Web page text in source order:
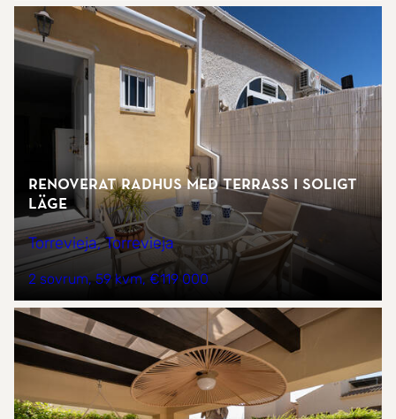
Renoverat radhus med terrass i soligt
läge
Torrevieja, Torrevieja
2 sovrum 59 kvm €119 000